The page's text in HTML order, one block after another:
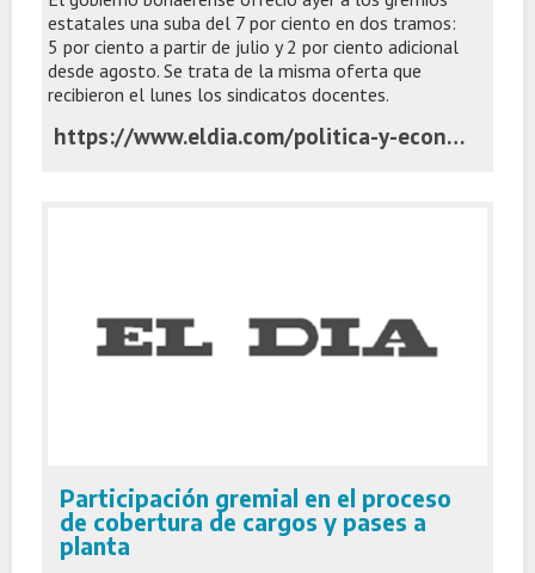
estatales una suba del 7 por ciento en dos tramos:
5 por ciento a partir de julio y 2 por ciento adicional
desde agosto. Se trata de la misma oferta que
recibieron el lunes los sindicatos docentes.
https://www.eldia.com/politica-y-economia/provincia-y-estatales-reanudan-la-paritaria-con-la-expectativa-de-una-mejor-oferta-la-ciudad_1783431000
Participación gremial en el proceso
de cobertura de cargos y pases a
planta